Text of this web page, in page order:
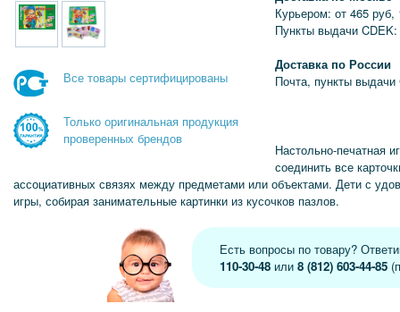
Все товары сертифицированы
Только оригинальная продукция
проверенных брендов
Курьером: от 465 руб,
Пункты выдачи
Доставка по России
Почта, пункты выдачи
Настольно-печатная
соединить все
ассоциативных связях между предметами или объектами. Дети с
игры, собирая занимательные картинки из кусочков пазлов.
Есть вопросы по товару?
110-30-48 или8 (812) 603-44-85